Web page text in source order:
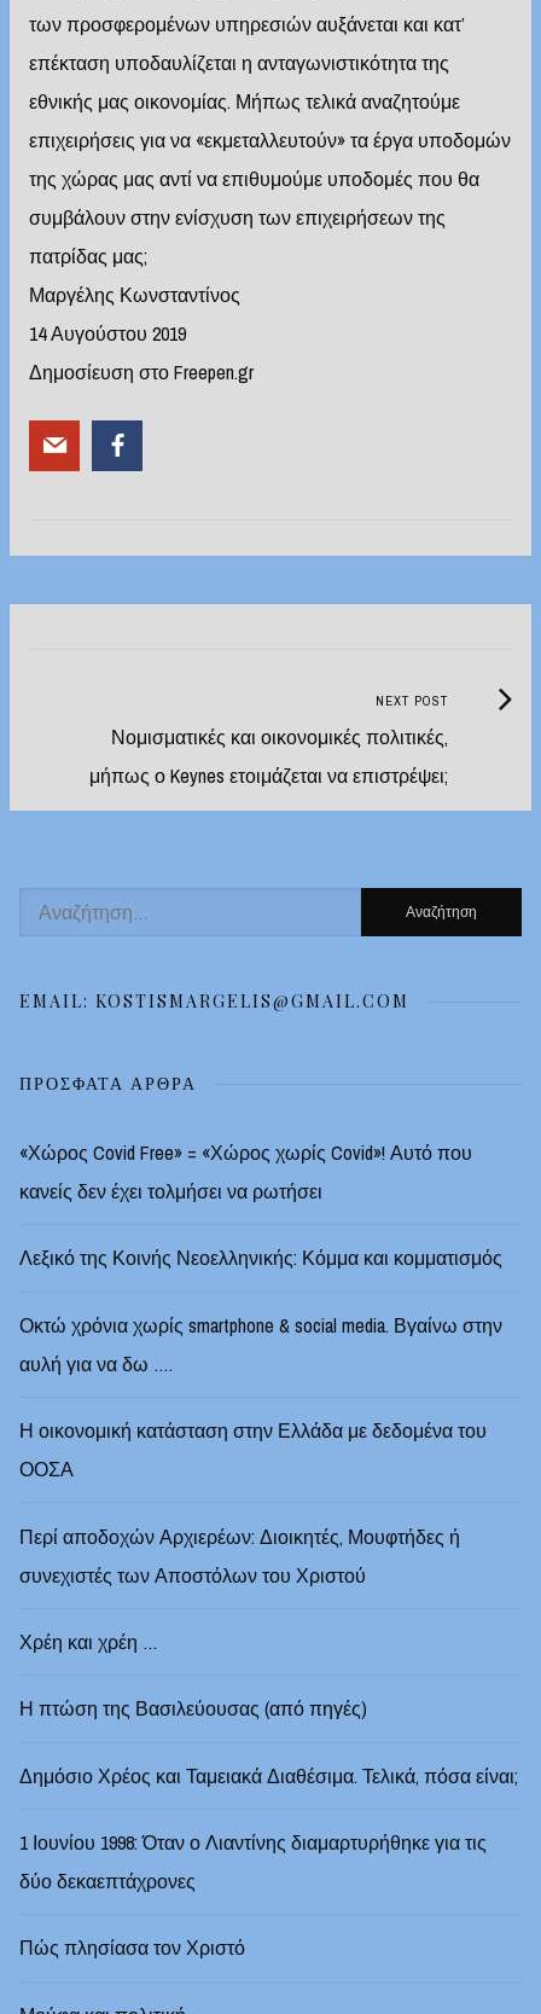
των προσφερομένων υπηρεσιών αυξάνεται και κατ’
επέκταση υποδαυλίζεται η ανταγωνιστικότητα της
εθνικής μας οικονομίας. Μήπως τελικά αναζητούμε
επιχειρήσεις για να «εκμεταλλευτούν» τα έργα υποδομών
της χώρας μας αντί να επιθυμούμε υποδομές που θα
συμβάλουν στην ενίσχυση των επιχειρήσεων της
πατρίδας μας;
Μαργέλης Κωνσταντίνος
14 Αυγούστου 2019
Δημοσίευση στο Freepen.gr
NEXT POST
Νομισματικές και οικονομικές πολιτικές,
μήπως ο Keynes ετοιμάζεται να επιστρέψει;
Next
Αναζήτηση
για:
EMAIL: KOSTISMARGELIS@GMAIL.COM
ΠΡΌΣΦΑΤΑ ΆΡΘΡΑ
«Χώρος Covid Free» = «Χώρος χωρίς Covid»! Αυτό που
κανείς δεν έχει τολμήσει να ρωτήσει
Λεξικό της Κοινής Νεοελληνικής: Κόμμα και κομματισμός
Οκτώ χρόνια χωρίς smartphone & social media. Βγαίνω στην
αυλή για να δω ….
Η οικονομική κατάσταση στην Ελλάδα με δεδομένα του
ΟΟΣΑ
Περί αποδοχών Αρχιερέων: Διοικητές, Μουφτήδες ή
συνεχιστές των Αποστόλων του Χριστού
Χρέη και χρέη …
Η πτώση της Βασιλεύουσας (από πηγές)
Δημόσιο Χρέος και Ταμειακά Διαθέσιμα. Τελικά, πόσα είναι;
1 Ιουνίου 1998: Όταν ο Λιαντίνης διαμαρτυρήθηκε για τις
δύο δεκαεπτάχρονες
Πώς πλησίασα τον Χριστό